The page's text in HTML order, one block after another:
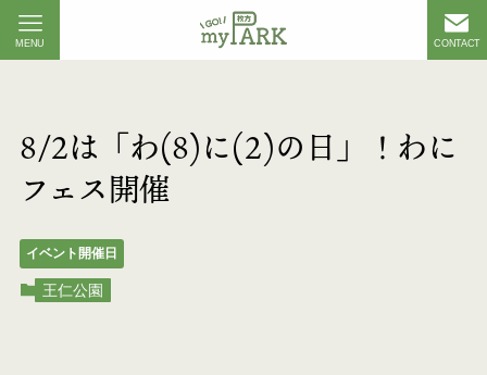
CONTACT
MENU
8/2は「わ(8)に(2)の日」！わに
フェス開催
イベント開催日
王仁公園